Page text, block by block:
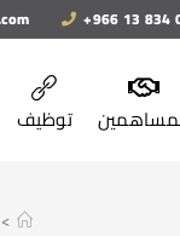
+966 13 834
توظيف
>